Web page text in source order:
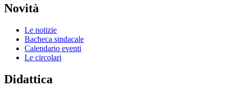
Novità
Le notizie
Bacheca sindacale
Calendario eventi
Le circolari
Didattica